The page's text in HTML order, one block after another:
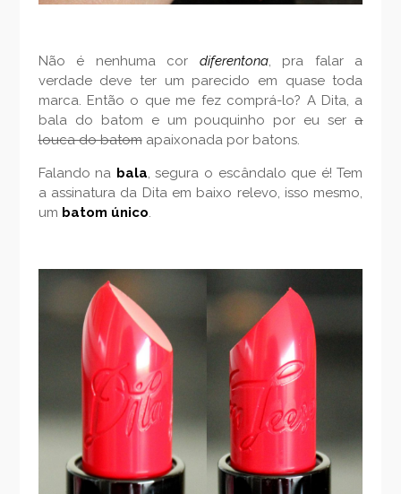
Não é nenhuma cor diferentona, pra falar a
verdade deve ter um parecido em quase toda
marca. Então o que me fez comprá-lo? A Dita, a
bala do batom e um pouquinho por eu sera
louca do batomapaixonada por batons.
Falando na bala, segura o escândalo que é! Tem
a assinatura da Dita em baixo relevo, isso mesmo,
um batom único.